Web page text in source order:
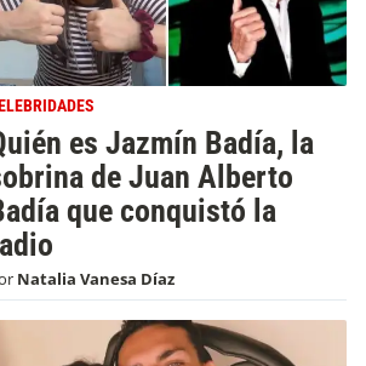
es Jazmín Badía, la
de Juan Alberto
que conquistó la
Natalia Vanesa Díaz